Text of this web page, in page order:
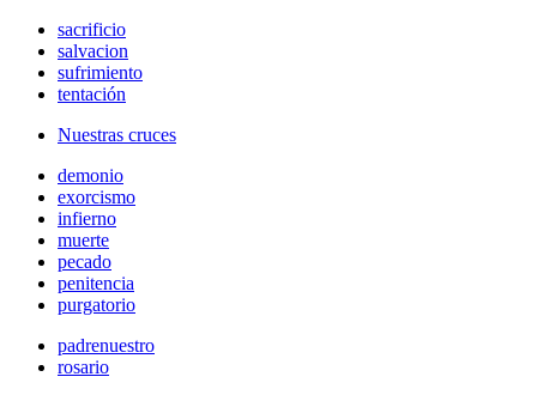
sacrificio
salvacion
sufrimiento
tentación
Nuestras cruces
demonio
exorcismo
infierno
muerte
pecado
penitencia
purgatorio
padrenuestro
rosario